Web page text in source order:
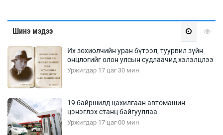
Шинэ мэдээ
Их зохиолчийн уран бүтээл, туурвил зүйн
онцлогийг олон улсын судлаачид хэлэлцлээ
Уржигдар 17 цаг 30 мин
19 байршилд цахилгаан автомашин
цэнэглэх станц байгууллаа
Уржигдар 17 цаг 00 мин